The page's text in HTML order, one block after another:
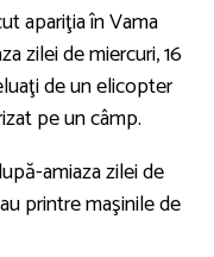
apariţia în Vama
zilei de miercuri, 16
de un elicopter
pe un câmp.
amiaza zilei de
printre maşinile de